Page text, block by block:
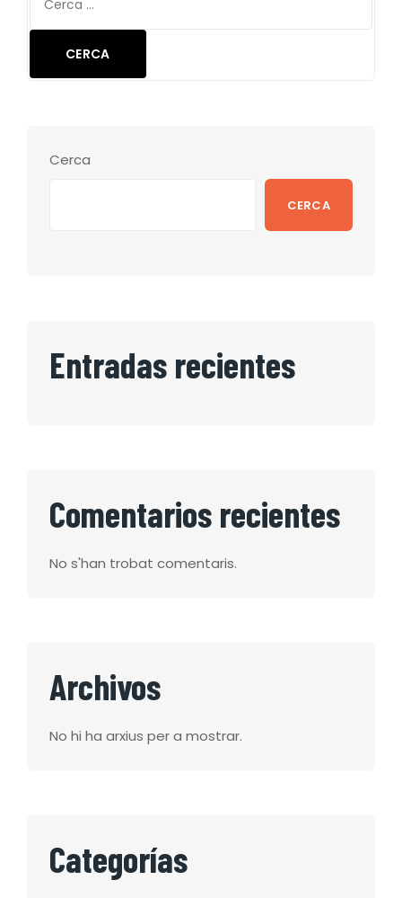
Cerca
CERCA
Entradas recientes
Comentarios recientes
No s'han trobat comentaris.
Archivos
No hi ha arxius per a mostrar.
Categorías